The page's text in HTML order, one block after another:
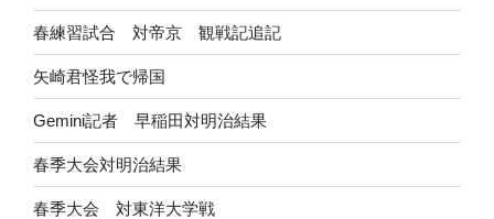
春練習試合 対帝京 観戦記追記
矢崎君怪我で帰国
Gemini記者 早稲田対明治結果
春季大会対明治結果
春季大会 対東洋大学戦